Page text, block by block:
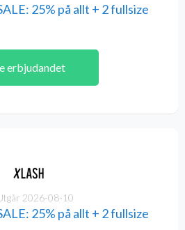
25% på allt + 2 fullsize
erbjudandet
2026-08-10
25% på allt + 2 fullsize